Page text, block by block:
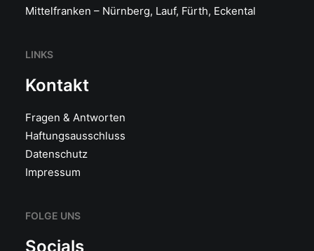
Mittelfranken – Nürnberg, Lauf, Fürth, Eckental
LINKS
Kontakt
Fragen & Antworten
Haftungsausschluss
Datenschutz
Impressum
FOLGE UNS
Socials